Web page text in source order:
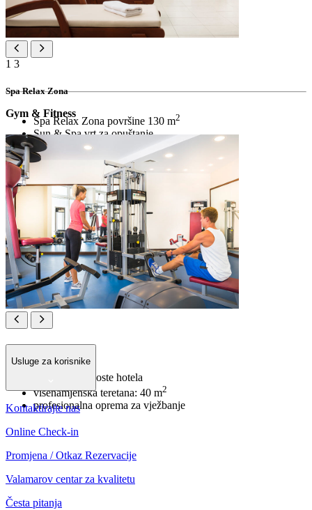
1 3
Spa Relax Zona
Spa Relax Zona površine 130 m2
Sun & Spa vrt za opuštanje
kombinacija finske saune i turske kupelj
četiri grijane ležaljke
Gym & Fitness
Gym & Fitness
besplatno za goste hotela
višenamjenska teretana: 40 m2
profesionalna oprema za vježbanje
Usluge za korisnike
Kontaktirajte nas
Online Check-in
Promjena / Otkaz Rezervacije
Valamarov centar za kvalitetu
Česta pitanja